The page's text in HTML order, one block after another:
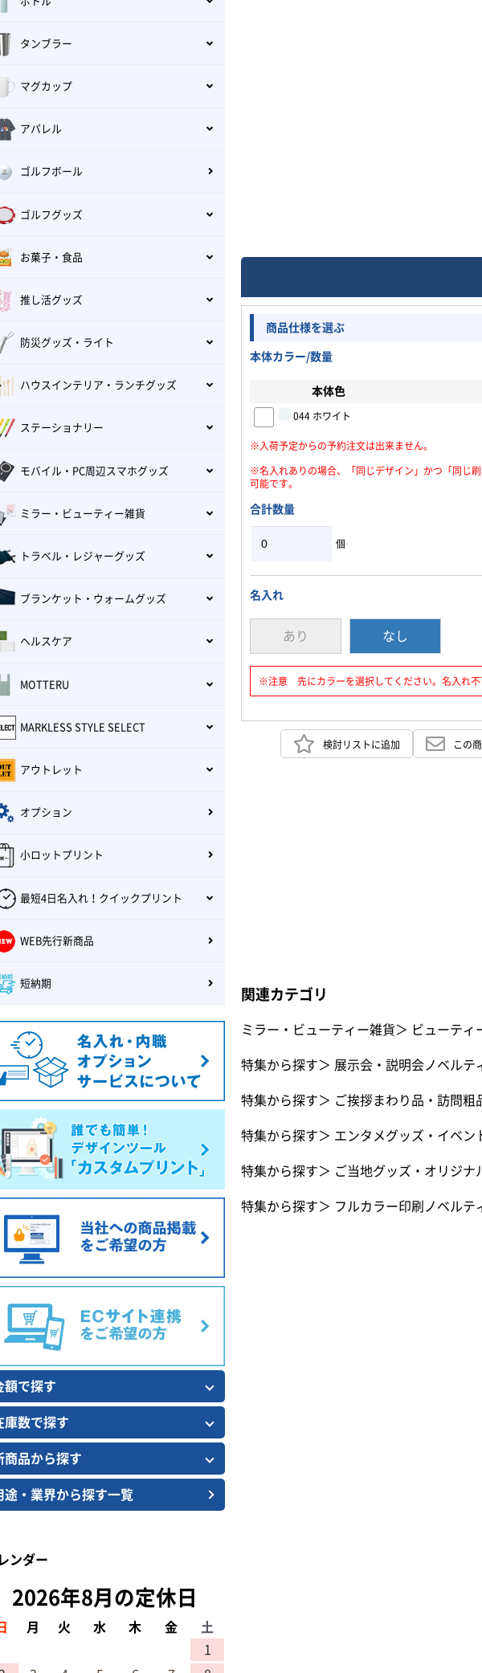
商品仕様を選ぶ
本体カラー/数量
本体色
044 ホワイト
※入荷予定からの予約注文は出来ません。
※名入れありの場合、「同じデザイン」かつ「同じ
可能です。
合計数量
個
名入れ
あり なし
※注意 先にカラーを選択してください。名入れ不
検討リストに追加 この
関連カテゴリ
ミラー・ビューティー雑貨＞ ビューティ
特集から探す＞ 展示会・説明会ノベルテ
特集から探す＞ ご挨拶まわり品・訪問粗
特集から探す＞ エンタメグッズ・イベン
特集から探す＞ ご当地グッズ・オリジナ
特集から探す＞ フルカラー印刷ノベルテ
タンブラー
マグカップ
アパレル
ゴルフボール
ゴルフグッズ
お菓子・食品
推し活グッズ
防災グッズ・ライト
ハウスインテリア・ランチグッズ
ステーショナリー
モバイル・PC周辺スマホグッズ
ミラー・ビューティー雑貨
トラベル・レジャーグッズ
ブランケット・ウォームグッズ
ヘルスケア
MOTTERU
MARKLESS STYLE SELECT
アウトレット
オプション
小ロットプリント
最短4日名入れ！クイックプリント
WEB先行新商品
短納期
額で探す
庫数で探す
商品から探す
途・業界から探す一覧
ンダー
2026年8月の定休日
月 火 水 木 金
土
1